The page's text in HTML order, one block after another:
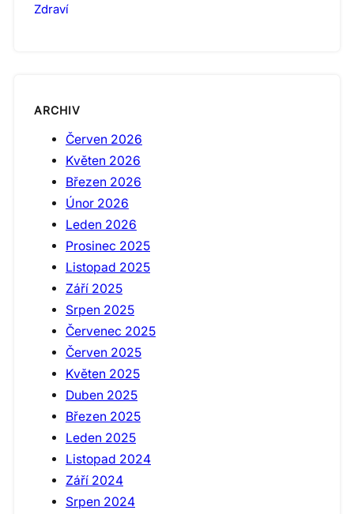
Zdraví
ARCHIV
Červen 2026
Květen 2026
Březen 2026
Únor 2026
Leden 2026
Prosinec 2025
Listopad 2025
Září 2025
Srpen 2025
Červenec 2025
Červen 2025
Květen 2025
Duben 2025
Březen 2025
Leden 2025
Listopad 2024
Září 2024
Srpen 2024